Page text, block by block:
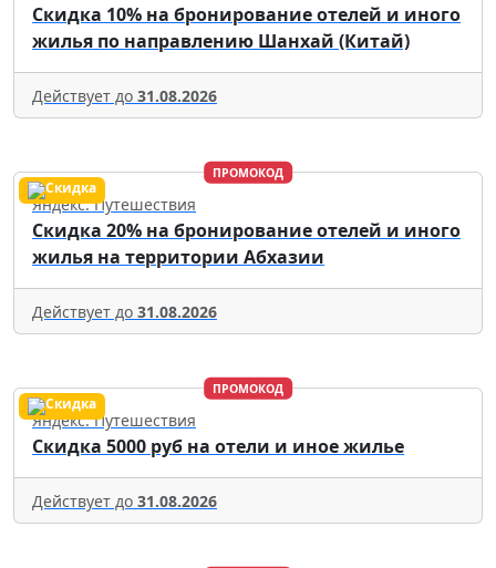
Скидка 10% на бронирование отелей и иного
жилья по направлению Шанхай (Китай)
Действует до 31.08.2026
ПРОМОКОД
Яндекс. Путешествия
Скидка 20% на бронирование отелей и иного
жилья на территории Абхазии
Действует до 31.08.2026
ПРОМОКОД
Яндекс. Путешествия
Скидка 5000 руб на отели и иное жилье
Действует до 31.08.2026